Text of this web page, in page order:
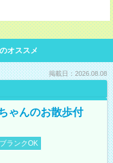
オススメ
掲載日：2026.08.08
ゃんのお散歩付
ブランクOK